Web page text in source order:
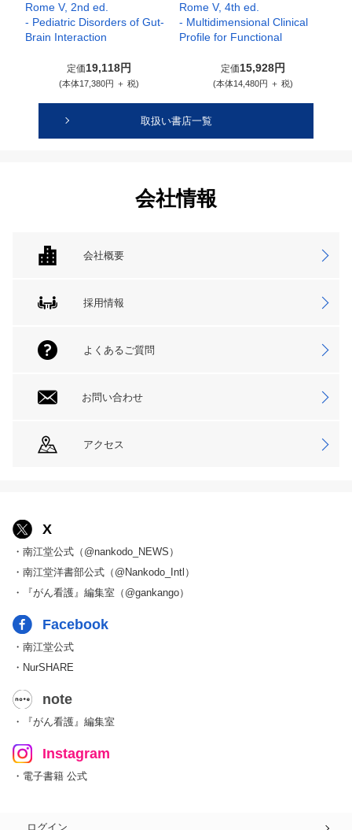
Rome V, 2nd ed.
- Pediatric Disorders of Gut-
Brain Interaction
定価19,118円
(本体17,380円 ＋ 税)
Rome V, 4th ed.
- Multidimensional Clinical
Profile for Functional
定価15,928円
(本体14,480円 ＋ 税)
取扱い書店一覧
会社情報
会社概要
採用情報
よくあるご質問
お問い合わせ
アクセス
X
・南江堂公式（@nankodo_NEWS）
・南江堂洋書部公式（@Nankodo_Intl）
・『がん看護』編集室（@gankango）
Facebook
・南江堂公式
・NurSHARE
note
・『がん看護』編集室
Instagram
・電子書籍 公式
ログイン